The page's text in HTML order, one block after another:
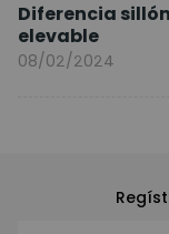
Diferencia
elevable
08/02/2024